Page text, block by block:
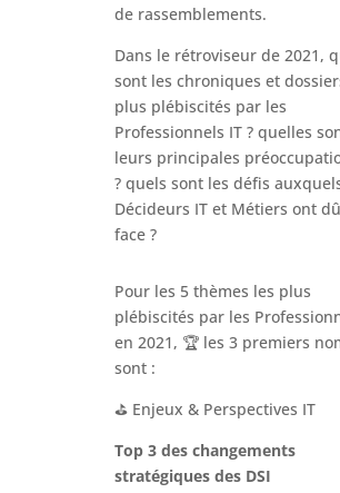
de rassemblements.
Dans le rétroviseur de 2021,
sont les chroniques et
plus plébiscités par les
Professionnels IT ? quelles
leurs principales
? quels sont les défis
Décideurs IT et Métiers ont
face ?
Pour les 5 thèmes les plus
plébiscités par les
en 2021, 🏆 les 3 premiers
sont :
⛳ Enjeux & Perspectives IT
Top 3 des changements
stratégiques des DSI